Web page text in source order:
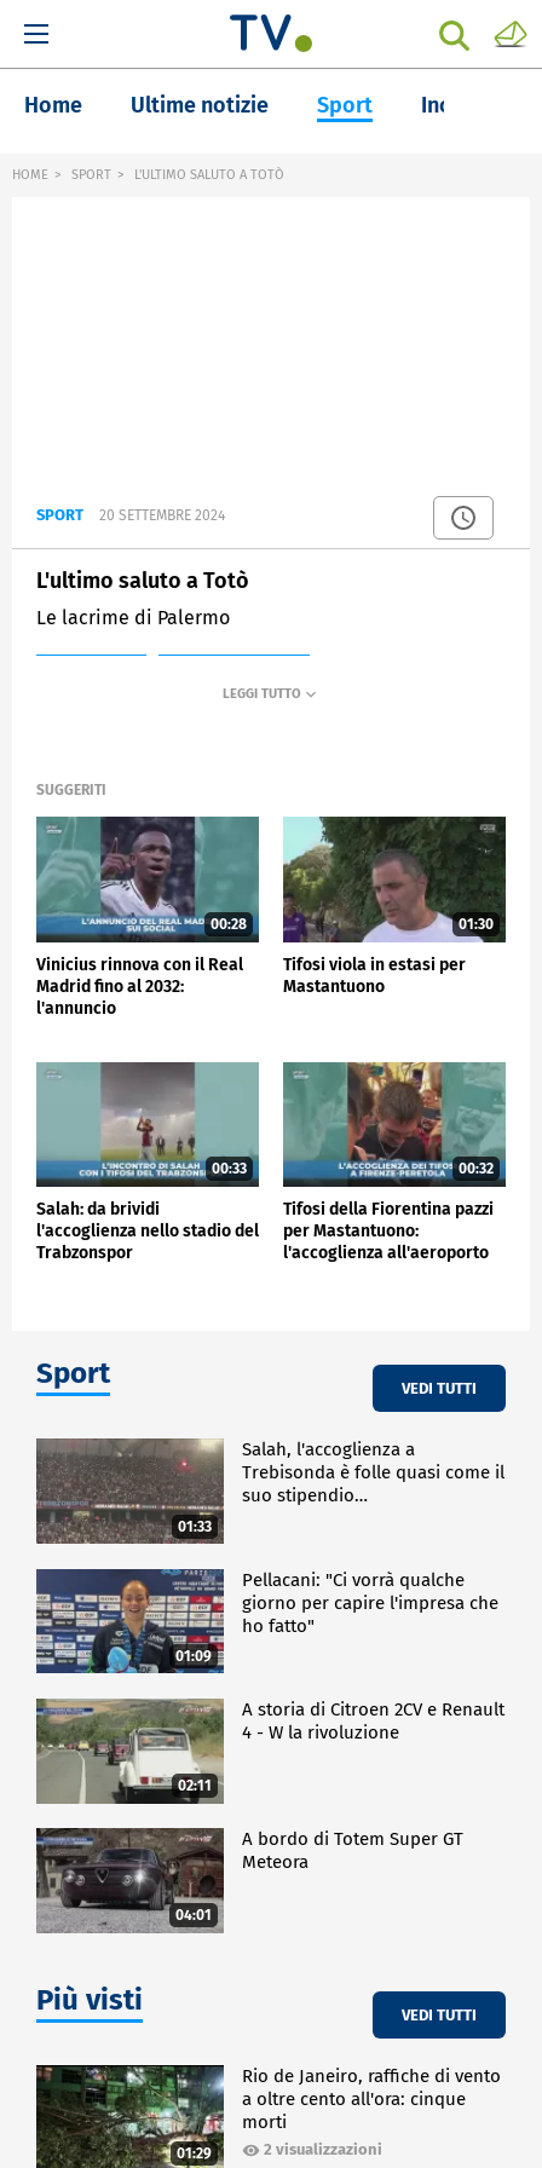
Home Ultime notizie Sport Inchieste
HOME SPORT L'ULTIMO SALUTO A TOTÒ
SPORT 20 SETTEMBRE 2024
L'ultimo saluto a Totò
Le lacrime di Palermo
SUGGERITI
00:28
Vinicius rinnova con il Real
Madrid fino al 2032:
l'annuncio
01:30
Tifosi viola in estasi per
Mastantuono
00:33
Salah: da brividi
l'accoglienza nello stadio del
Trabzonspor
00:32
Tifosi della Fiorentina pazzi
per Mastantuono:
l'accoglienza all'aeroporto
Sport VEDI TUTTI
01:33
Salah, l'accoglienza a
Trebisonda è folle quasi come il
suo stipendio…
01:09
Pellacani: "Ci vorrà qualche
giorno per capire l'impresa che
ho fatto"
02:11
A storia di Citroen 2CV e Renault
4 - W la rivoluzione
04:01
A bordo di Totem Super GT
Meteora
Più visti VEDI TUTTI
01:29
Rio de Janeiro, raffiche di vento
a oltre cento all'ora: cinque
morti
2 visualizzazioni